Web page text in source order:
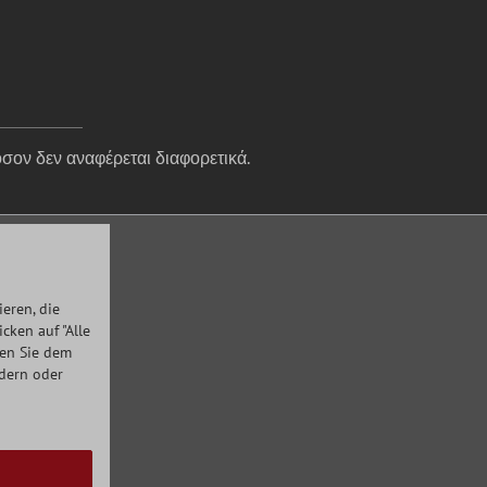
δεν αναφέρεται διαφορετικά.
die
auf "Alle
Sie dem
oder